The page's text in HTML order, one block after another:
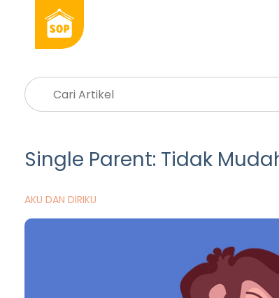
Single Parent: Tidak
AKU DAN DIRIKU